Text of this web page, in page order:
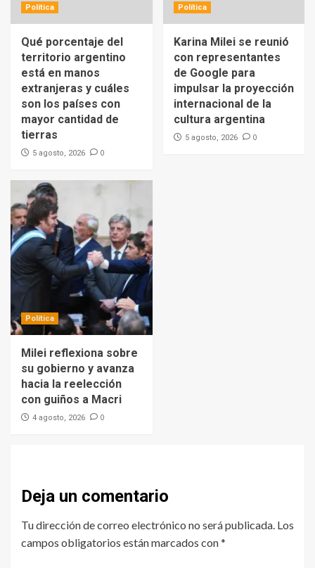
Política
Qué porcentaje del
territorio argentino
está en manos
extranjeras y cuáles
son los países con
mayor cantidad de
tierras
5 agosto, 2026 0
Política
Karina Milei se reunió
con representantes
de Google para
impulsar la proyección
internacional de la
cultura argentina
5 agosto, 2026 0
Política
Milei reflexiona sobre
su gobierno y avanza
hacia la reelección
con guiños a Macri
4 agosto, 2026 0
Deja un comentario
Tu dirección de correo electrónico no será publicada. Los
campos obligatorios están marcados con*